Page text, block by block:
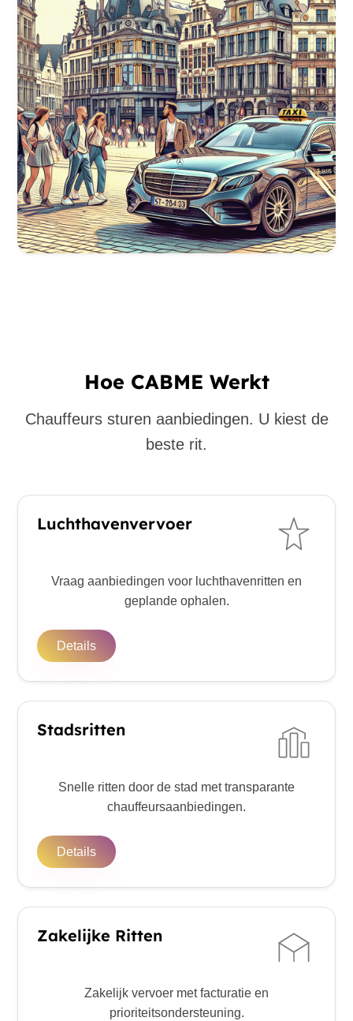
Hoe CABME Werkt
Chauffeurs sturen aanbiedingen. U kiest de
beste rit.
Luchthavenvervoer
Vraag aanbiedingen voor luchthavenritten en
geplande ophalen.
Details
Stadsritten
Snelle ritten door de stad met transparante
chauffeursaanbiedingen.
Details
Zakelijke Ritten
Zakelijk vervoer met facturatie en
prioriteitsondersteuning.